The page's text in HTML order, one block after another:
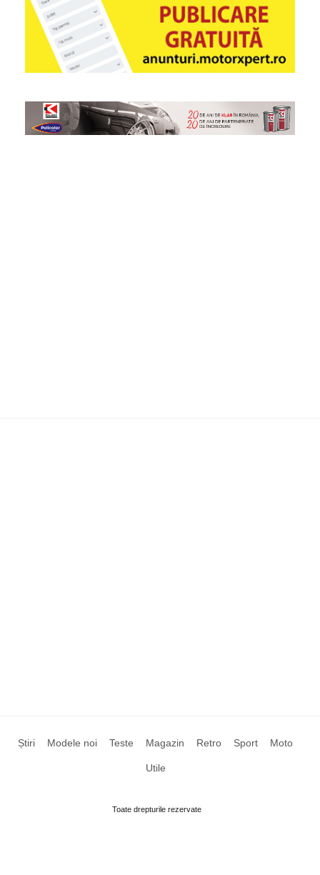
Știri Modele noi Teste Magazin Retro Sport Moto
Utile
Toate drepturile rezervate